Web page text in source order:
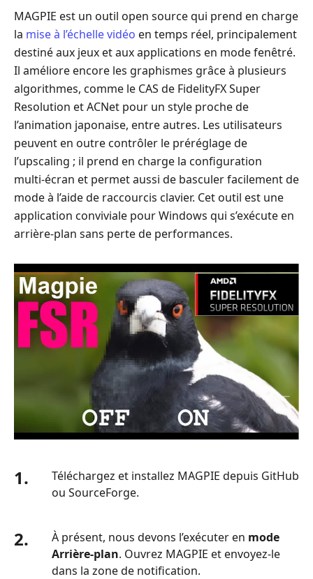
MAGPIE est un outil open source qui prend en charge
la mise à l’échelle vidéo en temps réel, principalement
destiné aux jeux et aux applications en mode fenêtré.
Il améliore encore les graphismes grâce à plusieurs
algorithmes, comme le CAS de FidelityFX Super
Resolution et ACNet pour un style proche de
l’animation japonaise, entre autres. Les utilisateurs
peuvent en outre contrôler le préréglage de
l’upscaling ; il prend en charge la configuration
multi‑écran et permet aussi de basculer facilement de
mode à l’aide de raccourcis clavier. Cet outil est une
application conviviale pour Windows qui s’exécute en
arrière‑plan sans perte de performances.
1.
Téléchargez et installez MAGPIE depuis GitHub
ou SourceForge.
2. À présent, nous devons l’exécuter en mode
Arrière‑plan. Ouvrez MAGPIE et envoyez‑le
dans la zone de notification.